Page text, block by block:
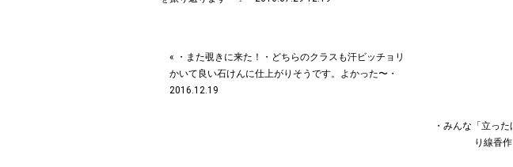
« ・また覗きに来た！・どちらのクラスも汗ビッチョリ
かいて良い石けんに仕上がりそうです。よかった〜︎・
2016.12.19
・みんな「立っ
り線香